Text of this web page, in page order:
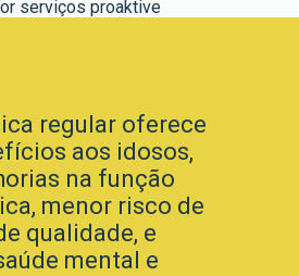
regular oferece
aos idosos,
na função
menor risco de
qualidade, e
mental e